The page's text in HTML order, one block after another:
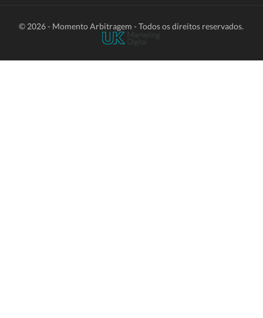
© 2026 - Momento Arbitragem - Todos os direitos reservados.